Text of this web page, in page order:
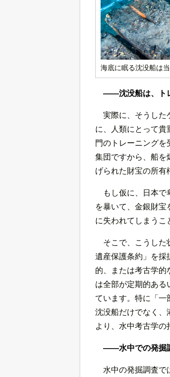
海底に眠る沈没船は
――沈没船は、ト
実際に、そうした
に、人類にとって
門のトレーニング
集団ですから、船
げられた財宝の所有
もし仮に、日本
を暴いて、金銀財
に失われてしまうこ
そこで、こうし
遺産保護条約」を採
的、または考古学
は全部が定期的あ
ています。特に「一
沈没船だけでなく、
より、水中考古学の
――水中での発掘
水中の発掘調査で